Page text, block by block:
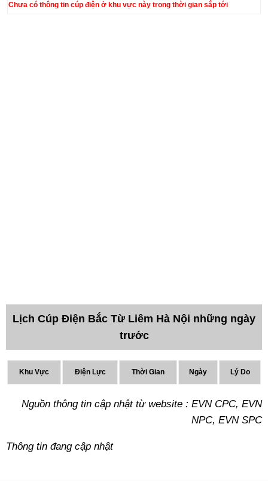
Chưa có thông tin cúp điện ở khu vực này trong thời gian sắp tới
Lịch Cúp Điện Bắc Từ Liêm Hà Nội những ngày
trước
Khu Vực Điện Lực Thời Gian Ngày Lý Do
Nguồn thông tin cập nhật từ website : EVN CPC, EVN
NPC, EVN SPC
Thông tin đang cập nhật